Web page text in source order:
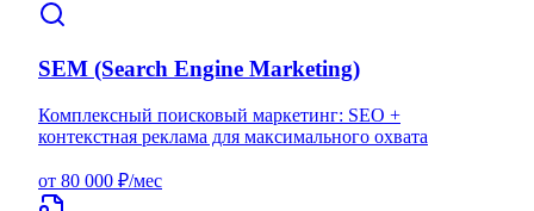
SEM (Search Engine Marketing)
Комплексный поисковый маркетинг: SEO +
контекстная реклама для максимального охвата
от 80 000 ₽/мес